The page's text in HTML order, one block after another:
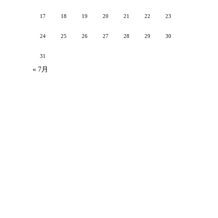
17 18 19 20 21 22 23
24 25 26 27 28 29 30
31
« 7月